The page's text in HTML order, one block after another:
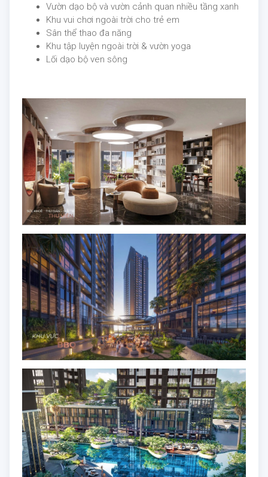
Vườn dạo bộ và vườn cảnh quan nhiều tầng xanh
Khu vui chơi ngoài trời cho trẻ em
Sân thể thao đa năng
Khu tập luyện ngoài trời & vườn yoga
Lối dạo bộ ven sông